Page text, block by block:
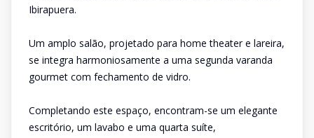
Ibirapuera.
Um amplo salão, projetado para home theater e lareira,
se integra harmoniosamente a uma segunda varanda
gourmet com fechamento de vidro.
Completando este espaço, encontram-se um elegante
escritório, um lavabo e uma quarta suíte,